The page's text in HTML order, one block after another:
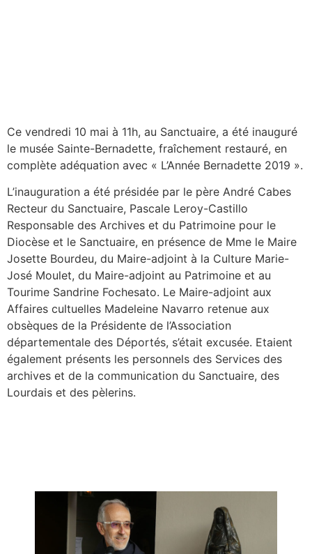
Ce vendredi 10 mai à 11h, au Sanctuaire, a été inauguré
le musée Sainte-Bernadette, fraîchement restauré, en
complète adéquation avec « L’Année Bernadette 2019 ».
L’inauguration a été présidée par le père André Cabes
Recteur du Sanctuaire, Pascale Leroy-Castillo
Responsable des Archives et du Patrimoine pour le
Diocèse et le Sanctuaire, en présence de Mme le Maire
Josette Bourdeu, du Maire-adjoint à la Culture Marie-
José Moulet, du Maire-adjoint au Patrimoine et au
Tourime Sandrine Fochesato. Le Maire-adjoint aux
Affaires cultuelles Madeleine Navarro retenue aux
obsèques de la Présidente de l’Association
départementale des Déportés, s’était excusée. Etaient
également présents les personnels des Services des
archives et de la communication du Sanctuaire, des
Lourdais et des pèlerins.